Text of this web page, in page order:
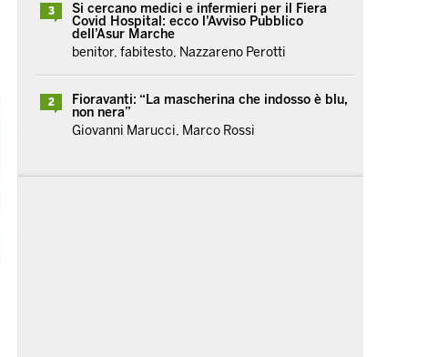
3
Si cercano medici e infermieri per il Fiera
Covid Hospital: ecco l’Avviso Pubblico
dell’Asur Marche
benitor, fabitesto, Nazzareno Perotti
2
Fioravanti: “La mascherina che indosso è blu,
non nera”
Giovanni Marucci, Marco Rossi